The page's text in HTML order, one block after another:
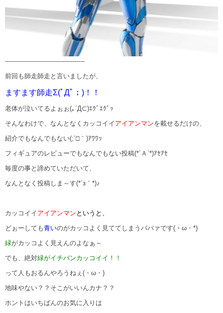
----------------------------------------
前回も師走師走と言いましたが、
ますます師走Σ(ﾟДﾟ；)！！
老体が泣いてるよぉぉ(｡´Д⊂)ｴｸﾞｴｸﾞｯ
そんなわけで、なんとなくカッコイイ アイアンマンを載せるだけの、
紹介でもなんでもない(;´□｀)ｱﾜﾜｯ
フィギュアのレビューでもなんでもない投稿(*´Ａ`*)ｱｾｱｾ
毎度の事と諦めていただいて、
なんとなく投稿しま～す(*´з｀*)♪
カッコイイ アイアンマン というと、
どぉーしても青いのがカッコよく見ててしまうババァです(・ω・*)
緑がカッコよく見えんのよなぁ～
でも、絶対緑がイチバンカッコイイ！！
って人もおるんやろうねぇ (・ω・)
地味やない？？そこがいいんカナ？？
ホントはいちばんのお気に入りは